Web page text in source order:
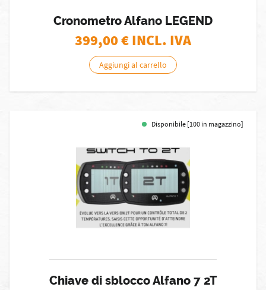
Cronometro Alfano LEGEND
399,00€ INCL. IVA
Aggiungi al carrello
Disponibile [100 in magazzino]
Chiave di sblocco Alfano 7 2T